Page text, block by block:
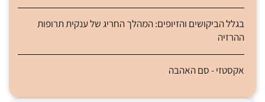
בגלל הביקושים והזיופים: המהלך החריג של ענקית תרופות
ההרזיה
אקסטזי - סם האהבה